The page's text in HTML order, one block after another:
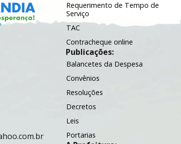
Requerimento de Tempo de
Serviço
TAC
Contracheque online
Publicações:
Balancetes da Despesa
Convênios
Resoluções
Decretos
Leis
Portarias